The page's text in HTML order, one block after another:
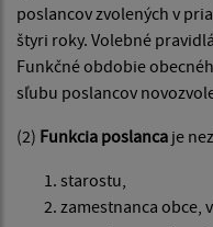
poslancov zvolených v
štyri roky. Volebné
Funkčné obdobie
sľubu poslancov
(2) Funkcia poslanca je
starostu,
zamestnanca obce,